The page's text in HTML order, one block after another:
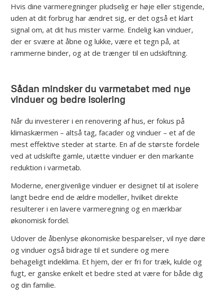
Hvis dine varmeregninger pludselig er høje eller stigende,
uden at dit forbrug har ændret sig, er det også et klart
signal om, at dit hus mister varme. Endelig kan vinduer,
der er svære at åbne og lukke, være et tegn på, at
rammerne binder, og at de trænger til en udskiftning.
Sådan mindsker du varmetabet med nye
vinduer og bedre isolering
Når du investerer i en renovering af hus, er fokus på
klimaskærmen – altså tag, facader og vinduer – et af de
mest effektive steder at starte. En af de største fordele
ved at udskifte gamle, utætte vinduer er den markante
reduktion i varmetab.
Moderne, energivenlige vinduer er designet til at isolere
langt bedre end de ældre modeller, hvilket direkte
resulterer i en lavere varmeregning og en mærkbar
økonomisk fordel.
Udover de åbenlyse økonomiske besparelser, vil nye døre
og vinduer også bidrage til et sundere og mere
behageligt indeklima. Et hjem, der er fri for træk, kulde og
fugt, er ganske enkelt et bedre sted at være for både dig
og din familie.